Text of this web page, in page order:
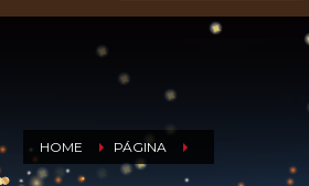
HOME PÁGINA